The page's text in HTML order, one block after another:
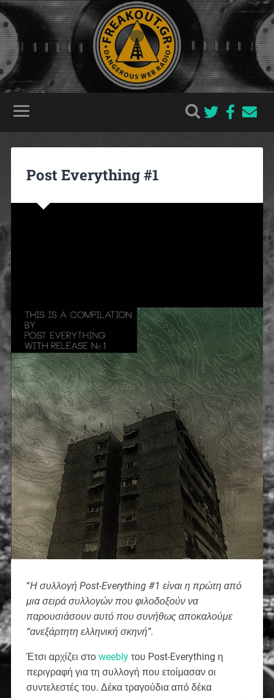
Post Everything #1
“Η συλλογή Post-Everything #1 είναι η πρώτη από
μια σειρά συλλογών που φιλοδοξούν να
παρουσιάσουν αυτό που συνήθως αποκαλούμε
“ανεξάρτητη ελληνική σκηνή”.
Έτσι αρχίζει στο weeblyτου Post-Everything η
περιγραφή για τη συλλογή που ετοίμασαν οι
συντελεστές του. Δέκα τραγούδια από δέκα